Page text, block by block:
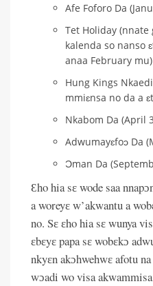
Afe Foforo Da
Tet Holiday (nnate
kalenda so nanso
anaa February mu)
Hung Kings
mmiɛnsa no da a
Nkabom Da (April
Adwumayɛfoɔ Da
Ɔman Da
Ɛho hia sɛ wode saa
a woreyɛ w’akwantu a
no. Sɛ ɛho hia sɛ wunya
ɛbɛyɛ papa sɛ wobɛkɔ
nkyɛn akɔhwehwɛ afotu
wɔadi wo visa